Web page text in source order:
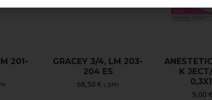
201-
GRACEY 3/4, LM 203-
204 ES
68,50€ s DPH
K
9,00€